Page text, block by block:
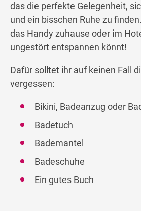
das die perfekte Gelegenheit,
und ein bisschen Ruhe zu
das Handy zuhause oder im
ungestört entspannen könnt!
Dafür solltet ihr auf keinen Fall
vergessen:
Bikini, Badeanzug oder
Badetuch
Bademantel
Badeschuhe
Ein gutes Buch